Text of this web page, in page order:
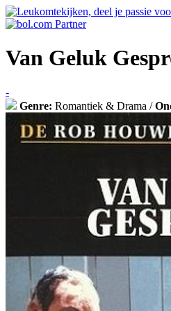
Van Geluk
-
Genre: Romantiek & Drama /